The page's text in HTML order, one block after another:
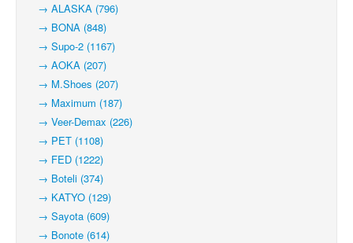
→ ALASKA (796)
→ BONA (848)
→ Supo-2 (1167)
→ AOKA (207)
→ M.Shoes (207)
→ Maximum (187)
→ Veer-Demax (226)
→ PET (1108)
→ FED (1222)
→ Boteli (374)
→ KATYO (129)
→ Sayota (609)
→ Bonote (614)